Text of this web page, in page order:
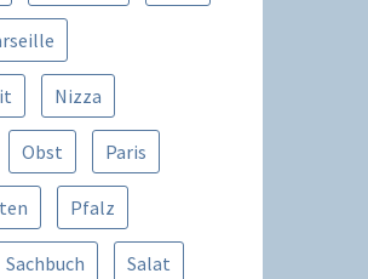
Nizza
Obst Paris
Pfalz
Sachbuch Salat